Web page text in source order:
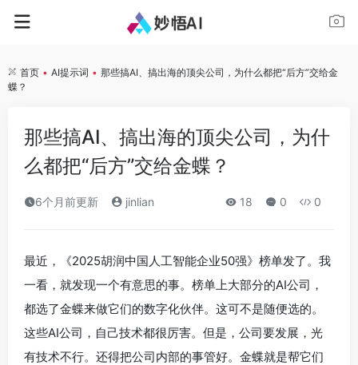
首页 • AI提示词 • 那些搞AI、搞出海的顶尖公司，为什么都把“后方”交给金
蝶？
那些搞AI、搞出海的顶尖公司，为什
么都把“后方”交给金蝶？
6个月前更新 jinlian 18 0 0
最近，《2025胡润中国人工智能企业50强》榜单发了。我
一看，就发现一个有意思的事。榜单上大部分的AI公司，
都选了金蝶来做它们的数字化伙伴。这可不是随便选的。
这些AI公司，自己技术都很厉害。但是，公司要发展，光
有技术不行。还得把公司内部的事管好。金蝶就是帮它们